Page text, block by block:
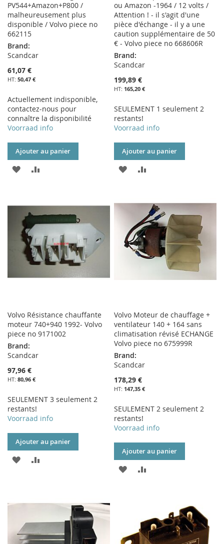
PV544+Amazon+P800 /
malheureusement plus
disponible / Volvo piece no
662115
Brand:
Scandcar
61,07 €
50,47 €
Actuellement indisponible,
contactez-nous pour
connaître la disponibilité
Voorraad info
Ajouter au panier
AJOUTER
MA
LISTE
D’ENVIE
COMPARATEUR
ou Amazon -1964 / 12 volts /
Attention ! - il s'agit d'une
pièce d'échange - il y a une
caution supplémentaire de 50
€ - Volvo piece no 668606R
Brand:
Scandcar
199,89 €
165,20 €
SEULEMENT 1 seulement 2
restants!
Voorraad info
Ajouter au panier
AJOUTER
MA
LISTE
D’ENVIE
COMPARATEUR
Volvo Résistance chauffante
moteur 740+940 1992- Volvo
piece no 9171002
Brand:
Scandcar
97,96 €
80,96 €
SEULEMENT 3 seulement 2
restants!
Voorraad info
Ajouter au panier
AJOUTER
D’ENVIE
Volvo Moteur de chauffage +
ventilateur 140 + 164 sans
climatisation révisé ECHANGE
Volvo piece no 675999R
Brand:
Scandcar
178,29 €
147,35 €
SEULEMENT 2 seulement 2
restants!
Voorraad info
Ajouter au panier
AJOUTER
LISTE
D’ENVIE
COMPARATEUR